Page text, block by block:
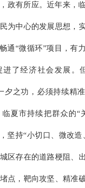
政有所应。近年来，
为中心的发展思想，
通“微循环”项目，有
进了经济社会发展。
夕之功，必须持续精
夏市持续把群众的“
坚持“小切口、微改造
区存在的道路梗阻、
点，靶向攻坚、精准